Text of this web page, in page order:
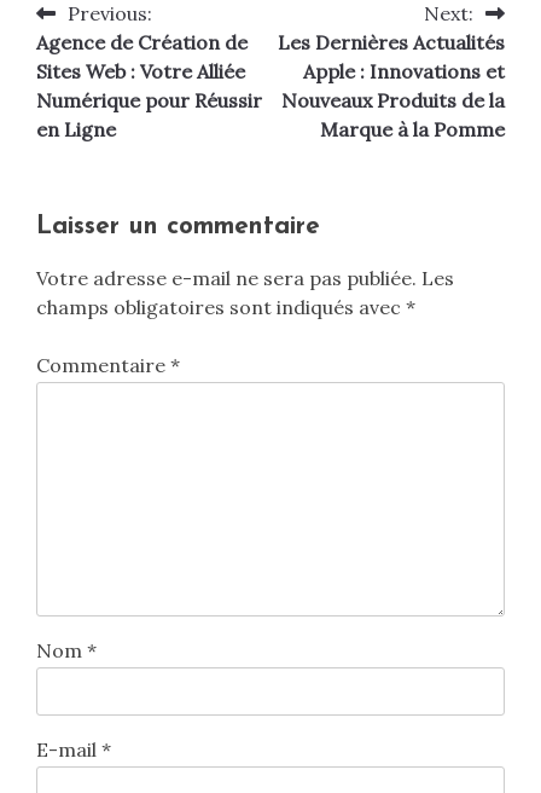
Navigation
de
l’article
Previous:
Agence de Création de
Sites Web : Votre Alliée
Numérique pour Réussir
en Ligne
Next:
Les Dernières Actualités
Apple : Innovations et
Nouveaux Produits de la
Marque à la Pomme
Laisser un commentaire
Votre adresse e-mail ne sera pas publiée. Les
champs obligatoires sont indiqués avec *
Commentaire *
Nom *
E-mail *